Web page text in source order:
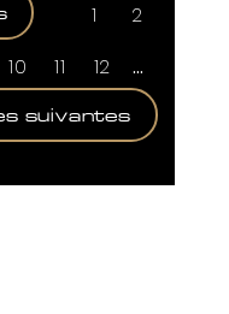
1
2
10 11 12
…